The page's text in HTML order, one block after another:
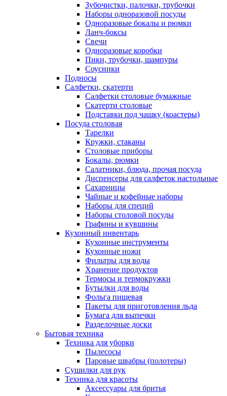
Зубочистки, палочки, трубочки
Наборы одноразовой посуды
Одноразовые бокалы и рюмки
Ланч-боксы
Свечи
Одноразовые коробки
Пики, трубочки, шампуры
Соусники
Подносы
Салфетки, скатерти
Салфетки столовые бумажные
Скатерти столовые
Подставки под чашку (коастеры)
Посуда столовая
Тарелки
Кружки, стаканы
Столовые приборы
Бокалы, рюмки
Салатники, блюда, прочая посуда
Диспенсеры для салфеток настольные
Сахарницы
Чайные и кофейные наборы
Наборы для специй
Наборы столовой посуды
Графины и кувшины
Кухонный инвентарь
Кухонные инструменты
Кухонные ножи
Фильтры для воды
Хранение продуктов
Термосы и термокружки
Бутылки для воды
Фольга пищевая
Пакеты для приготовления льда
Бумага для выпечки
Разделочные доски
Бытовая техника
Техника для уборки
Пылесосы
Паровые швабры (полотеры)
Сушилки для рук
Техника для красоты
Аксессуары для бритья